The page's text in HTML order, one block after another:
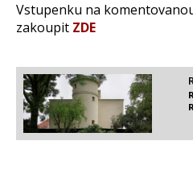
Vstupenku na
zakoupit ZDE